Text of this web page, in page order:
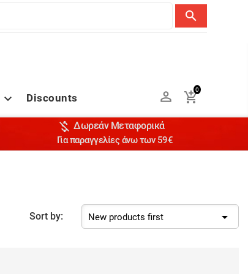
search
 Discounts 
0

 Δωρεάν Μεταφορικά
Για παραγγελίες άνω των 59€
Sort by: New products first 